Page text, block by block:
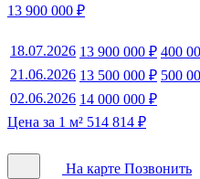
13 900 000 ₽
18.07.2026 13 900 000 ₽ 400
21.06.2026 13 500 000 ₽ 500
02.06.2026 14 000 000 ₽
Цена за 1 м² 514 814 ₽
На карте Позвонить